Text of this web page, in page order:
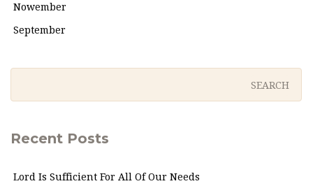
Nowember
September
Recent Posts
Lord Is Sufficient For All Of Our Needs